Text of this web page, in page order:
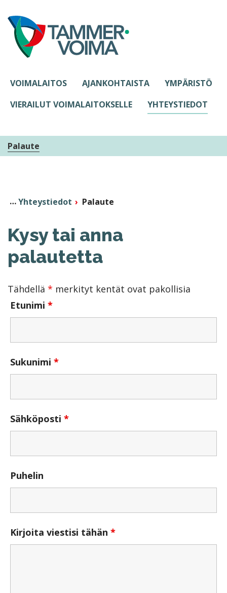
Siirry sisältöön
VOIMALAITOS AJANKOHTAISTA
YMPÄRISTÖ
VIERAILUT VOIMALAITOKSELLE
YHTEYSTIEDOT
Palaute
Yhteystiedot Palaute
Kysy tai anna
palautetta
Tähdellä * merkityt kentät ovat pakollisia
Etunimi *
Sukunimi *
Sähköposti *
Puhelin
Kirjoita viestisi tähän *